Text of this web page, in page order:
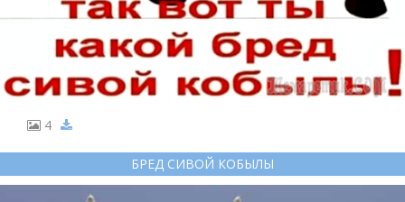
4
БРЕД СИВОЙ КОБЫЛЫ